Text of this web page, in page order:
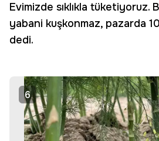
Evimizde sıklıkla tüketiyoruz.
yabani kuşkonmaz, pazarda
dedi.
6